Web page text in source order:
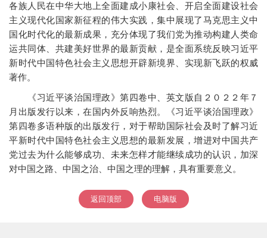
各族人民在中华大地上全面建成小康社会、开启全面建设社会
主义现代化国家新征程的伟大实践，集中展现了马克思主义中
国化时代化的最新成果，充分体现了我们党为推动构建人类命
运共同体、共建美好世界的最新贡献，是全面系统反映习近平
新时代中国特色社会主义思想开辟新境界、实现新飞跃的权威
著作。
《习近平谈治国理政》第四卷中、英文版自２０２２年７
月出版发行以来，在国内外反响热烈。《习近平谈治国理政》
第四卷多语种版的出版发行，对于帮助国际社会及时了解习近
平新时代中国特色社会主义思想的最新发展，增进对中国共产
党过去为什么能够成功、未来怎样才能继续成功的认识，加深
对中国之路、中国之治、中国之理的理解，具有重要意义。
返回顶部 电脑版